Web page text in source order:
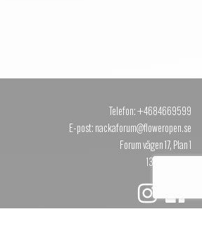
Telefon: +4684669599
E-post: nackaforum@floweropen.se
Forum vägen 17, Plan 1
131 40 NACKA